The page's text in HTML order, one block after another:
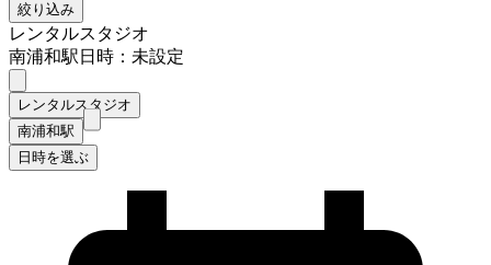
絞り込み
レンタルスタジオ
南浦和駅日時：未設定
レンタルスタジオ
南浦和駅
日時を選ぶ